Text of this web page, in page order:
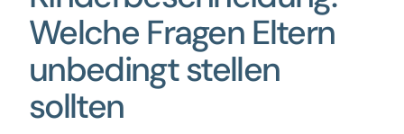
Welche Fragen Eltern
unbedingt stellen
sollten